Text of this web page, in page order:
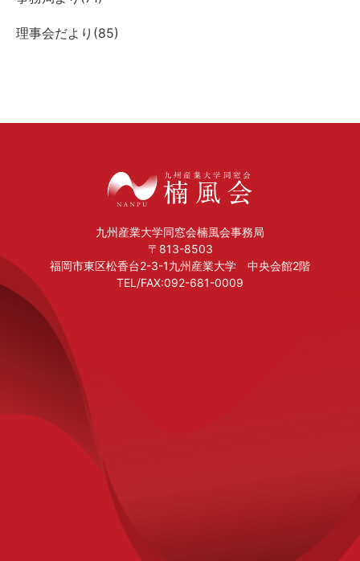
理事会だより(85)
九州産業大学同窓会楠風会事務局
〒813-8503
福岡市東区松香台2-3-1九州産業大学 中央会館2階
TEL/FAX:092-681-0009